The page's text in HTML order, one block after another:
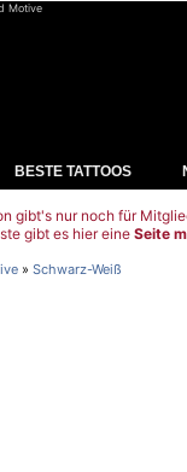
Motive
BESTE TATTOOS
gibt's nur noch für
gibt es hier eineSeite
» Schwarz-Weiß